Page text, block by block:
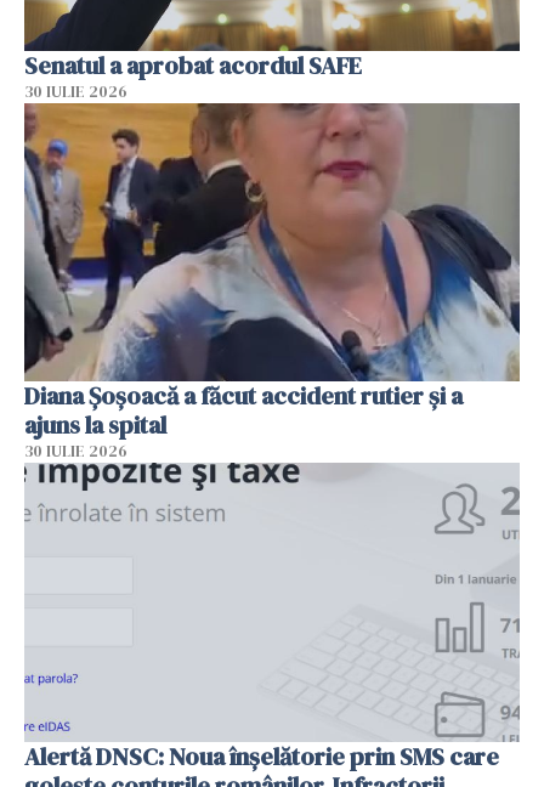
Senatul a aprobat acordul SAFE
30 IULIE 2026
Diana Șoșoacă a făcut accident rutier și a
ajuns la spital
30 IULIE 2026
Alertă DNSC: Noua înșelătorie prin SMS care